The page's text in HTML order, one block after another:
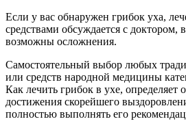
Если у вас обнаружен грибок уха,
средствами обсуждается с доктором,
возможны осложнения.
Самостоятельный выбор любых
или средств народной медицины
Как лечить грибок в ухе, определяет
достижения скорейшего
полностью выполнять его